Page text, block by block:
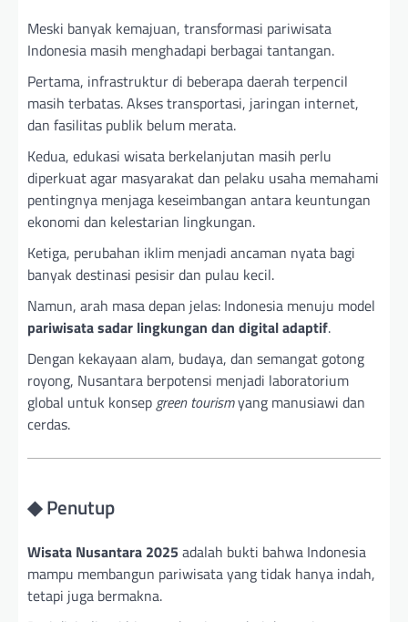
Meski banyak kemajuan, transformasi pariwisata
Indonesia masih menghadapi berbagai tantangan.
Pertama, infrastruktur di beberapa daerah terpencil
masih terbatas. Akses transportasi, jaringan internet,
dan fasilitas publik belum merata.
Kedua, edukasi wisata berkelanjutan masih perlu
diperkuat agar masyarakat dan pelaku usaha memahami
pentingnya menjaga keseimbangan antara keuntungan
ekonomi dan kelestarian lingkungan.
Ketiga, perubahan iklim menjadi ancaman nyata bagi
banyak destinasi pesisir dan pulau kecil.
Namun, arah masa depan jelas: Indonesia menuju model
pariwisata sadar lingkungan dan digital adaptif.
Dengan kekayaan alam, budaya, dan semangat gotong
royong, Nusantara berpotensi menjadi laboratorium
global untuk konsepgreen tourismyang manusiawi dan
cerdas.
◆ Penutup
Wisata Nusantara 2025 adalah bukti bahwa Indonesia
mampu membangun pariwisata yang tidak hanya indah,
tetapi juga bermakna.